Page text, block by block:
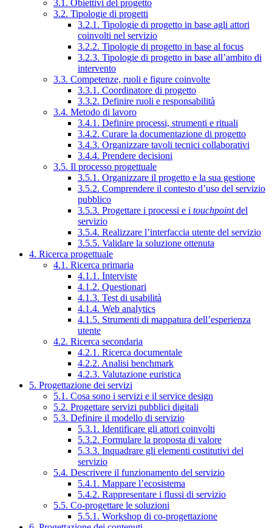
3.1. Obiettivi del progetto
3.2. Tipologie di progetti
3.2.1. Tipologie di progetto in base agli attori
coinvolti nel servizio
3.2.2. Tipologie di progetto in base al focus
3.2.3. Tipologie di progetto in base all’ambito di
intervento
3.3. Competenze, ruoli e figure coinvolte
3.3.1. Coordinatore di progetto
3.3.2. Definire ruoli e responsabilità
3.4. Metodo di lavoro
3.4.1. Definire processi, strumenti e rituali
3.4.2. Curare la documentazione di progetto
3.4.3. Organizzare tavoli tecnici collaborativi
3.4.4. Prendere decisioni
3.5. Il processo progettuale
3.5.1. Organizzare il progetto e la sua gestione
3.5.2. Comprendere il contesto d’uso del servizio
pubblico
3.5.3. Progettare i processi e i touchpointdel
servizio
3.5.4. Realizzare l’interfaccia utente del servizio
3.5.5. Validare la soluzione ottenuta
4. Ricerca progettuale
4.1. Ricerca primaria
4.1.1. Interviste
4.1.2. Questionari
4.1.3. Test di usabilità
4.1.4. Web analytics
4.1.5. Strumenti di mappatura dell’esperienza
utente
4.2. Ricerca secondaria
4.2.1. Ricerca documentale
4.2.2. Analisi benchmark
4.2.3. Valutazione euristica
5. Progettazione dei servizi
5.1. Cosa sono i servizi e il service design
5.2. Progettare servizi pubblici digitali
5.3. Definire il modello di servizio
5.3.1. Identificare gli attori coinvolti
5.3.2. Formulare la proposta di valore
5.3.3. Inquadrare gli elementi costitutivi del
servizio
5.4. Descrivere il funzionamento del servizio
5.4.1. Mappare l’ecosistema
5.4.2. Rappresentare i flussi di servizio
5.5. Co-progettare le soluzioni
5.5.1. Workshop di co-progettazione